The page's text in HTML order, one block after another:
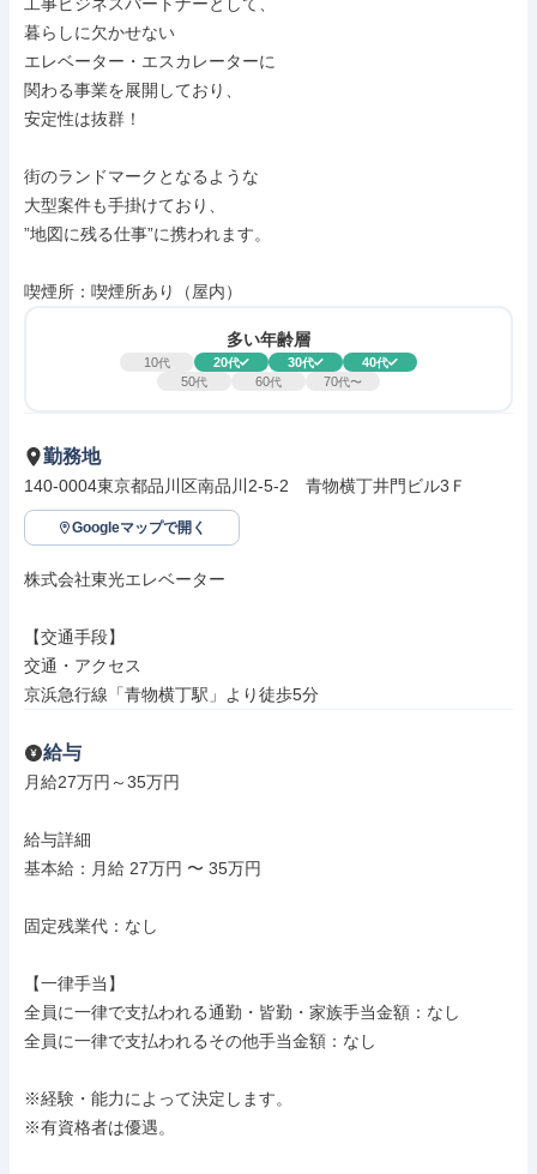
暮らしに欠かせない
エレベーター・エスカレーターに
関わる事業を展開しており、
安定性は抜群！
街のランドマークとなるような
大型案件も手掛けており、
”地図に残る仕事”に携われます。
喫煙所：喫煙所あり（屋内）
多い年齢層
10代 20代 30代 40代
50代 60代 70代〜
勤務地
140-0004東京都品川区南品川2-5-2　青物横丁井門ビル3Ｆ
Googleマップで開く
株式会社東光エレベーター
【交通手段】
交通・アクセス
京浜急行線「青物横丁駅」より徒歩5分
給与
月給27万円～35万円
給与詳細
基本給：月給 27万円 〜 35万円
固定残業代：なし
【一律手当】
全員に一律で支払われる通勤・皆勤・家族手当金額：なし
全員に一律で支払われるその他手当金額：なし
※経験・能力によって決定します。
※有資格者は優遇。